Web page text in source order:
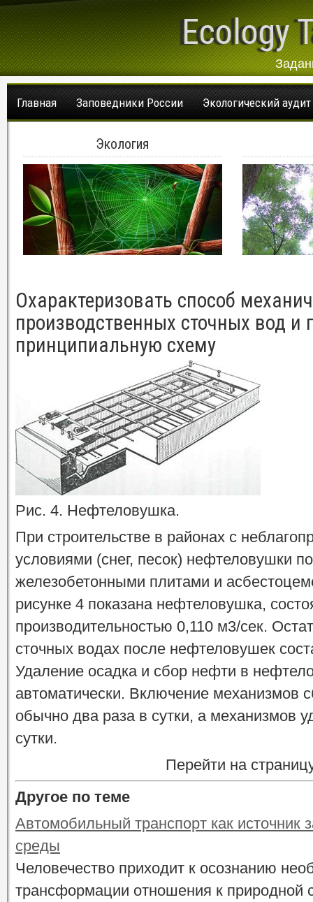
Ecology
Главная Заповедники России Экологический аудит
Экология
Охарактеризовать способ
производственных сточных вод и
принципиальную схему
Рис. 4. Нефтеловушка.
При строительстве в районах с
условиями (снег, песок) нефтеловушки
железобетонными плитами и
рисунке 4 показана нефтеловушка,
производительностью 0,110 м3/сек.
сточных водах после нефтеловушек
Удаление осадка и сбор нефти в
автоматически. Включение механизмов
обычно два раза в сутки, а механизмов
сутки.
Перейти на
Другое по теме
Автомобильный транспорт как источник
среды
Человечество приходит к осознанию
трансформации отношения к природной